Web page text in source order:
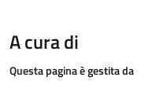
A cura di
Questa pagina è gestita da